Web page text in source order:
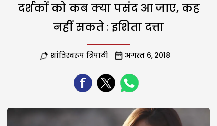
दर्शकों को कब क्या पसंद आ जाए, कह
नहीं सकते : इशिता दत्ता
शांतिस्वरूप त्रिपाठी अगस्त 6, 2018